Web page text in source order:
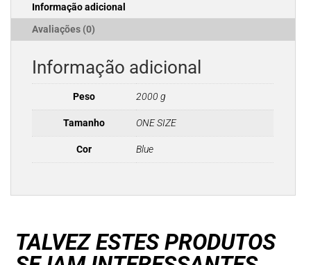
RV14Informação adicional
Avaliações (0)
Informação adicional
Peso 2000 g
Tamanho ONE SIZE
Cor Blue
TALVEZ ESTES PRODUTOS